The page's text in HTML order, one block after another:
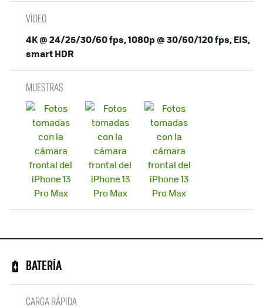
VÍDEO
4K @ 24/25/30/60 fps, 1080p @ 30/60/120 fps, EIS,
smart HDR
MUESTRAS
BATERÍA
CARGA RÁPIDA